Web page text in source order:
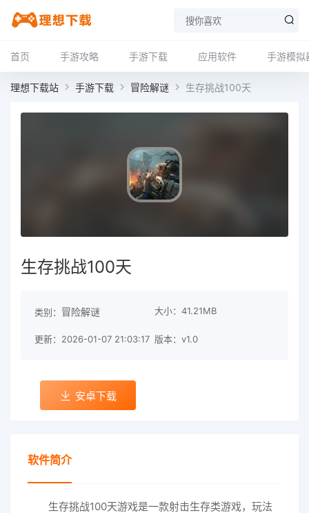
首页 手游攻略 手游下载 应用软件 手游模拟
理想下载站 手游下载 冒险解谜 生存挑战100天
生存挑战100天
类别： 冒险解谜 大小：41.21MB
更新：2026-01-07 21:03:17 版本：v1.0
安卓下载
软件简介
生存挑战100天游戏是一款射击生存类游戏，玩法